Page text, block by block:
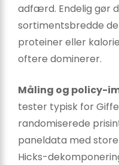
adfærd. Endelig gør
sortimentsbredde
proteiner eller
oftere dominerer.
Måling og policy-
tester typisk for
randomiserede
paneldata med
Hicks-